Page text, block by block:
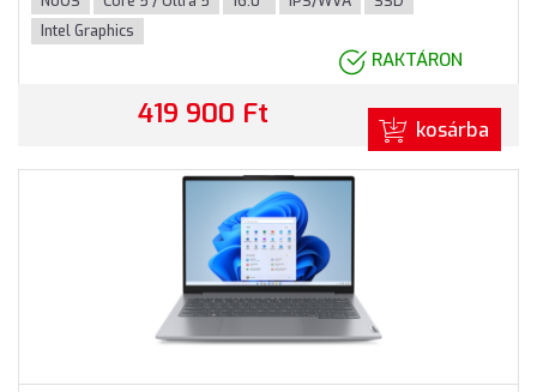
Intel Graphics
RAKTÁRON
419 900 Ft kosárba